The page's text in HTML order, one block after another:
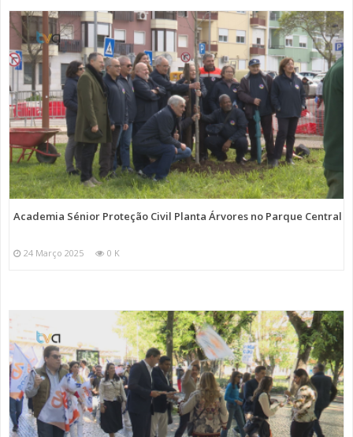
Academia Sénior Proteção Civil Planta Árvores no Parque Central
24 Março 2025 0 K